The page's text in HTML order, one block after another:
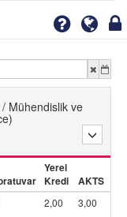
Mühendislik ve
Yerel
Kredi
AKTS
2,00 3,00